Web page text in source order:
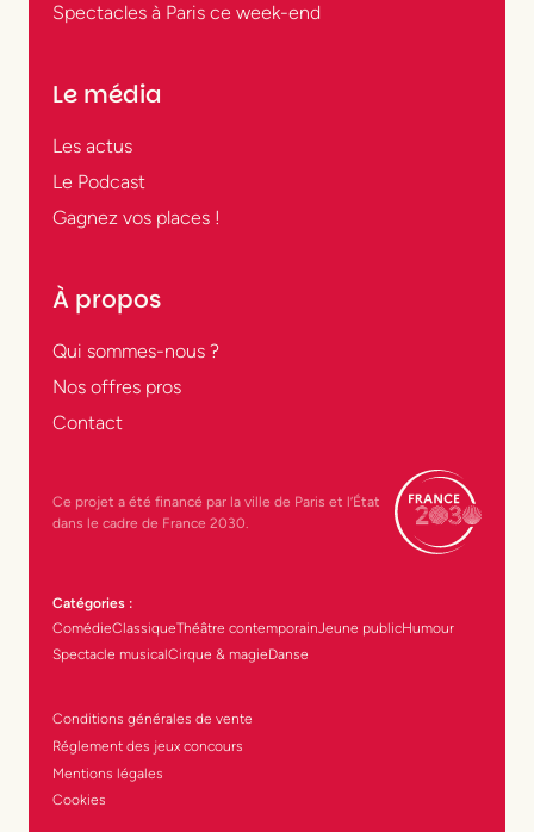
Spectacles à Paris ce week-end
Le média
Les actus
Le Podcast
Gagnez vos places !
À propos
Qui sommes-nous ?
Nos offres pros
Contact
Ce projet a été financé par la ville de Paris et l’État
dans le cadre de France 2030.
Catégories :
ComédieClassiqueThéâtre contemporainJeune publicHumour
Spectacle musicalCirque & magieDanse
Conditions générales de vente
Réglement des jeux concours
Mentions légales
Cookies